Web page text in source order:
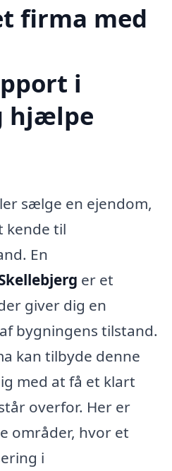
firma med
i
hjælpe
sælge en ejendom,
kende til
En
er et
giver dig en
bygningens tilstand.
kan tilbyde denne
med at få et klart
overfor. Her er
områder, hvor et
i